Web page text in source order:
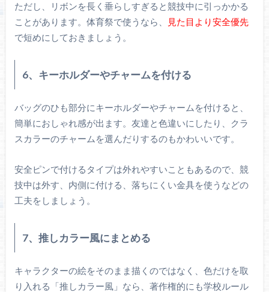
ただし、リボンを長く垂らしすぎると競技中に引っかかる
ことがあります。体育祭で使うなら、
見た目より安全優先
で短めにしておきましょう。
6、キーホルダーやチャームを付ける
バッグのひも部分にキーホルダーやチャームを付けると、
簡単におしゃれ感が出ます。友達と色違いにしたり、クラ
スカラーのチャームを選んだりするのもかわいいです。
安全ピンで付けるタイプは外れやすいこともあるので、競
技中は外す、内側に付ける、落ちにくい金具を使うなどの
工夫をしましょう。
7、推しカラー風にまとめる
キャラクターの絵をそのまま描くのではなく、色だけを取
り入れる「推しカラー風」なら、著作権的にも学校ルール